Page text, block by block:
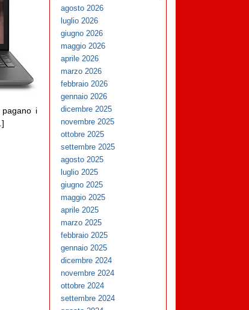
pagano i
agosto 2026
luglio 2026
giugno 2026
maggio 2026
aprile 2026
marzo 2026
febbraio 2026
gennaio 2026
dicembre 2025
novembre 2025
ottobre 2025
settembre 2025
agosto 2025
luglio 2025
giugno 2025
maggio 2025
aprile 2025
marzo 2025
febbraio 2025
gennaio 2025
dicembre 2024
novembre 2024
ottobre 2024
settembre 2024